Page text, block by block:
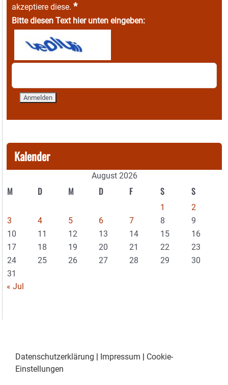
akzeptiere diese. *
Bitte diesen Text hier unten eingeben:
Kalender
August 2026
M D M D F S S
1
2
3
4 5 6 7 8
9
10
11 12 13 14 15
16
17
18 19 20 21 22
23
24
25 26 27 28 29
30
31
« Jul
Datenschutzerklärung | Impressum | Cookie-
Einstellungen